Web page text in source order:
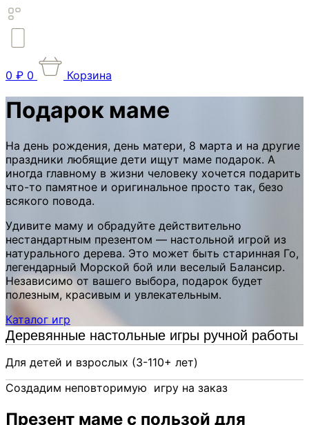
0 ₽ 0 Корзина
Подарок маме
На день рождения, день матери, 8 марта и на другие
праздники любящие дети ищут маме подарок. А
иногда главному в жизни человеку хочется подарить
что-то памятное и оригинальное просто так, безо
всякого повода.
Удивите маму и обрадуйте действительно
нестандартным презентом — настольной игрой из
натурального дерева. Это может быть старинная Го,
легендарный Морской бой или веселый Балансир.
Независимо от вашего выбора, подарок будет
полезным, красивым и увлекательным.
Каталог игр
Деревянные настольные игры ручной работы
Для детей и взрослых (3-110+ лет)
Создадим неповторимую игру на заказ
Презент маме с пользой для